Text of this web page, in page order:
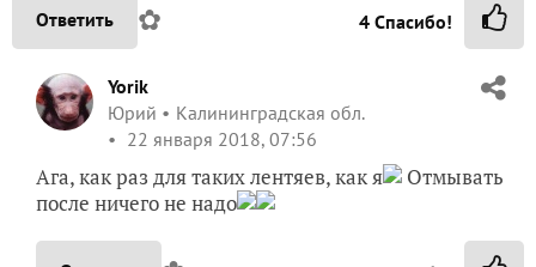
Ответить ✿ 4 Спасибо!
Yorik
Юрий
Калининградская обл.
22 января 2018, 07:56
Ага, как раз для таких лентяев, как я
Отмывать
после ничего не надо